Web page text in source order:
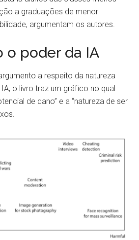
a graduações de menor
argumentam os autores.
o poder da IA
a respeito da natureza
IA, o livro traz um gráfico no qual
de dano” e a “natureza de ser